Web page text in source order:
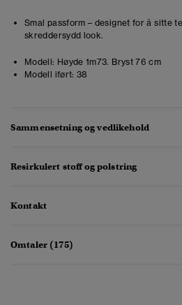
Smal passform – designet for å sitte
skreddersydd look.
Modell: Høyde 1m73. Bryst 76 cm
Modell iført: 38
Sammensetning og vedlikehold
Resirkulert stoff og polstring
Kontakt
Omtaler (175)